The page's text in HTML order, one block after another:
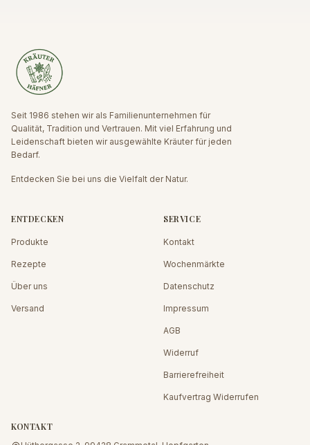
Seit 1986 stehen wir als Familienunternehmen für
Qualität, Tradition und Vertrauen. Mit viel Erfahrung und
Leidenschaft bieten wir ausgewählte Kräuter für jeden
Bedarf.
Entdecken Sie bei uns die Vielfalt der Natur.
ENTDECKEN
Produkte
Rezepte
Über uns
Versand
SERVICE
Kontakt
Wochenmärkte
Datenschutz
Impressum
AGB
Widerruf
Barrierefreiheit
Kaufvertrag Widerrufen
KONTAKT